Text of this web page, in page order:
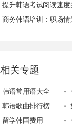
提升韩语考试阅读速度
商务韩语培训：职场情
相关专题
韩语常用语大全
韩语歌曲排行榜
留学韩国费用